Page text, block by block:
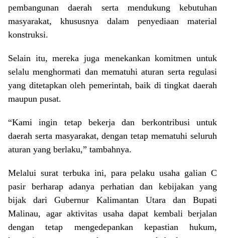
pembangunan daerah serta mendukung kebutuhan
masyarakat, khususnya dalam penyediaan material
konstruksi.
Selain itu, mereka juga menekankan komitmen untuk
selalu menghormati dan mematuhi aturan serta regulasi
yang ditetapkan oleh pemerintah, baik di tingkat daerah
maupun pusat.
“Kami ingin tetap bekerja dan berkontribusi untuk
daerah serta masyarakat, dengan tetap mematuhi seluruh
aturan yang berlaku,” tambahnya.
Melalui surat terbuka ini, para pelaku usaha galian C
pasir berharap adanya perhatian dan kebijakan yang
bijak dari Gubernur Kalimantan Utara dan Bupati
Malinau, agar aktivitas usaha dapat kembali berjalan
dengan tetap mengedepankan kepastian hukum,